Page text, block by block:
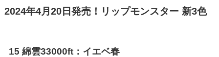
2024年4月20日発売！リップモンスター 新3色
15 綿雲33000ft：イエベ春